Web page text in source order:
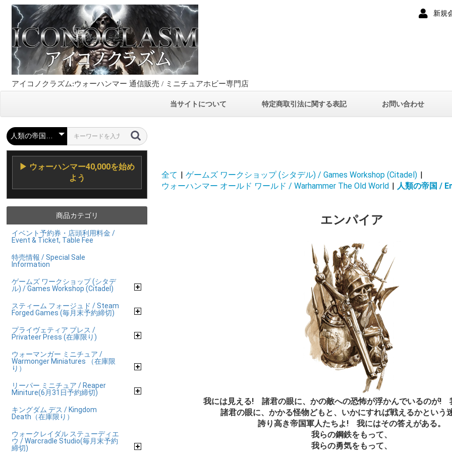
新規
アイコノクラズム:ウォーハンマー 通信販売 / ミニチュアホビー専門店
当サイトについて 特定商取引法に関する表記 お問い合わせ
▶ ウォーハンマー40,000を始め
よう
商品カテゴリ
イベント予約券・店頭利用料金 /
Event & Ticket, Table Fee
特売情報 / Special Sale
Information
ゲームズ ワークショップ (シタデ
ル) / Games Workshop (Citadel)
スティーム フォージュド / Steam
Forged Games (毎月末予約締切)
プライヴェティア プレス /
Privateer Press (在庫限り)
ウォーマンガー ミニチュア /
Warmonger Miniatures （在庫限
り）
リーパー ミニチュア / Reaper
Miniture(6月31日予約締切)
キングダム デス / Kingdom
Death（在庫限り）
ウォークレイダル ステューディエ
ウ / Warcradle Studio(毎月末予約
締切)
全て | ゲームズ ワークショップ (シタデル) / Games Workshop (Citadel) |
ウォーハンマー オールド ワールド / Warhammer The Old World | 人類の帝国 /
エンパイア
我には見える! 諸君の眼に、かの敵への恐怖が浮かんでいるのが!
諸君の眼に、かかる怪物どもと、いかにすれば戦えるかとい
誇り高き帝国軍人たちよ! 我にはその答えがある。
我らの鋼鉄をもって、
我らの勇気をもって、